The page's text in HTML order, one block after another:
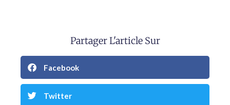
Partager L'article Sur
Facebook
Twitter